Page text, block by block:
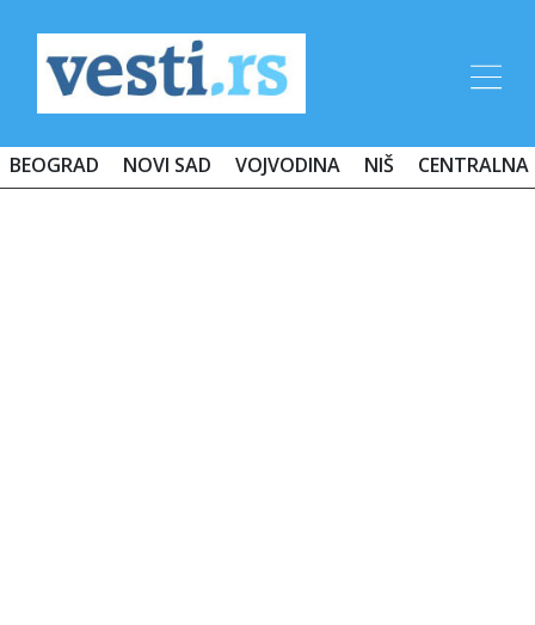
BEOGRAD NOVI SAD VOJVODINA NIŠ CENTRALNA